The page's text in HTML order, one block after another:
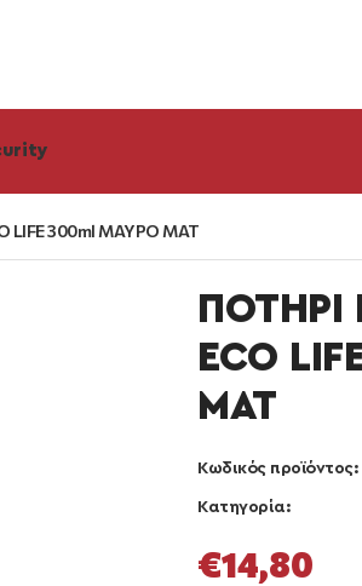
LIFE 300ml ΜΑΥΡΟ ΜΑΤ
ECO
ΜΑΤ
Κωδικός προϊόντος:
Κατηγορία:
€14,80